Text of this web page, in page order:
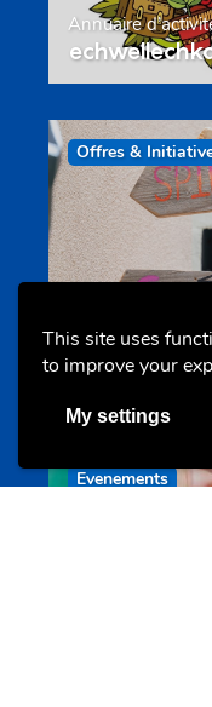
This site uses
to improve your
My settings
Annuaire
Offres &
Camps et colonies
colonies.lu
Evenements